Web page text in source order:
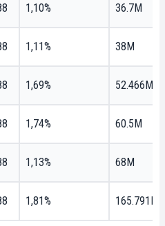
1,10% 36.7M
1,11% 38M
1,69% 52.466M
1,74% 60.5M
1,13% 68M
1,81% 165.791M